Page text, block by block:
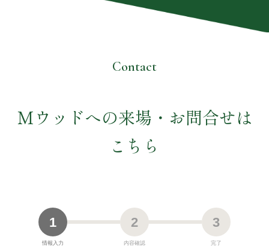
Contact
Mウッドへの来場・お問合せは
こちら
1
情報入力
2
内容確認
3
完了